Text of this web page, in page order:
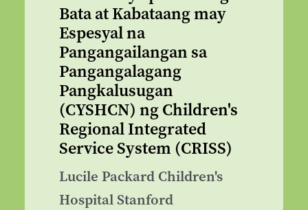
Bata at Kabataang may
Espesyal na
Pangangailangan sa
Pangangalagang
Pangkalusugan
(CYSHCN) ng Children's
Regional Integrated
Service System (CRISS)
Lucile Packard Children's
Hospital Stanford